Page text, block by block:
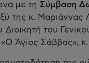
με τη Σύμβαση
της κ.
του
Άγιος Σάββας»,